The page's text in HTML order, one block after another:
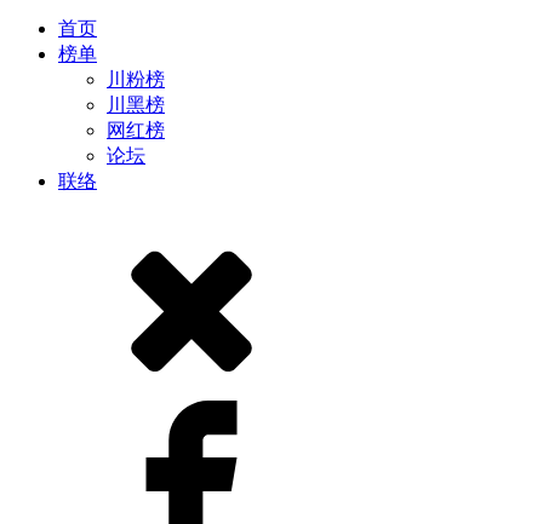
首页
榜单
川粉榜
川黑榜
网红榜
论坛
联络